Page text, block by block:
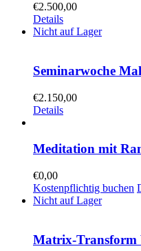
€2.500,00
Details
Nicht auf Lager
Seminarwoche
€2.150,00
Details
Meditation mit
€0,00
Kostenpflichtig buchen
Nicht auf Lager
Matrix-Transform